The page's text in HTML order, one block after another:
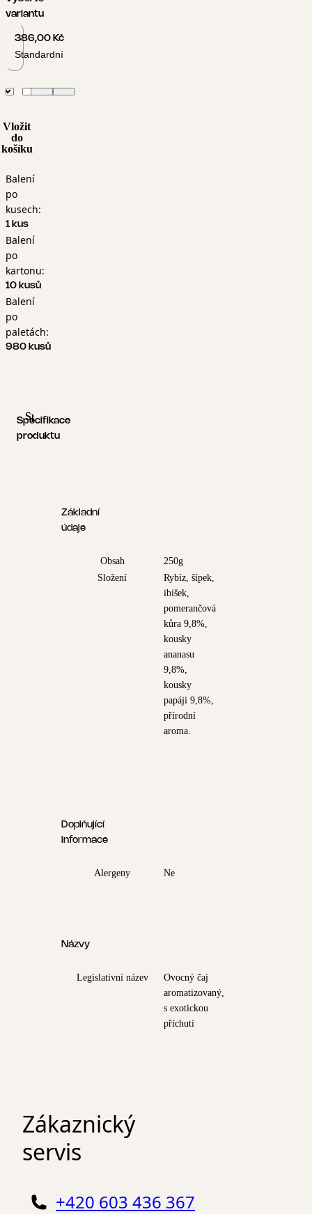
variantu
386,00 Kč
Standardní
Vložit
do
košíku
Balení
po
kusech:
1 kus
Balení
po
kartonu:
10 kusů
Balení
po
paletách:
980 kusů
Specifikace produktu
Specifikace
produktu
Základní
údaje
Obsah
250g
Složení
Rybíz, šípek,
ibišek,
pomerančová
kůra 9,8%,
kousky
ananasu
9,8%,
kousky
papáji 9,8%,
přírodní
aroma.
Doplňující
informace
Alergeny Ne
Názvy
Legislativní název
Ovocný čaj
aromatizovaný,
s exotickou
příchutí
Zákaznický
servis
+420 603 436 367